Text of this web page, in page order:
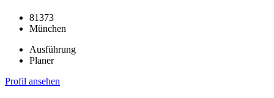
81373
München
Ausführung
Planer
Profil ansehen